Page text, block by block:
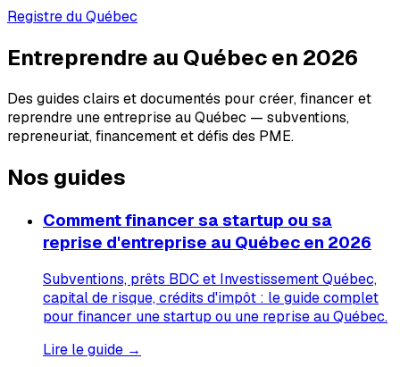
Registre du Québec
Entreprendre au Québec en 2026
Des guides clairs et documentés pour créer, financer et
reprendre une entreprise au Québec — subventions,
repreneuriat, financement et défis des PME.
Nos guides
Comment financer sa startup ou sa
reprise d'entreprise au Québec en 2026
Subventions, prêts BDC et Investissement Québec,
capital de risque, crédits d'impôt : le guide complet
pour financer une startup ou une reprise au Québec.
Lire le guide →